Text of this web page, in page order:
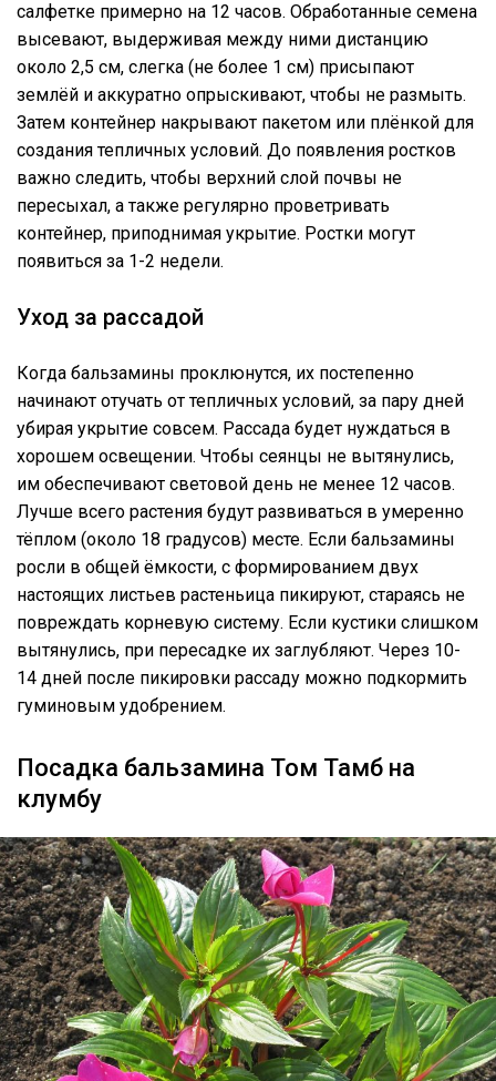
салфетке примерно на 12 часов. Обработанные семена
высевают, выдерживая между ними дистанцию
около 2,5 см, слегка (не более 1 см) присыпают
землёй и аккуратно опрыскивают, чтобы не размыть.
Затем контейнер накрывают пакетом или плёнкой для
создания тепличных условий. До появления ростков
важно следить, чтобы верхний слой почвы не
пересыхал, а также регулярно проветривать
контейнер, приподнимая укрытие. Ростки могут
появиться за 1-2 недели.
Уход за рассадой
Когда бальзамины проклюнутся, их постепенно
начинают отучать от тепличных условий, за пару дней
убирая укрытие совсем. Рассада будет нуждаться в
хорошем освещении. Чтобы сеянцы не вытянулись,
им обеспечивают световой день не менее 12 часов.
Лучше всего растения будут развиваться в умеренно
тёплом (около 18 градусов) месте. Если бальзамины
росли в общей ёмкости, с формированием двух
настоящих листьев растеньица пикируют, стараясь не
повреждать корневую систему. Если кустики слишком
вытянулись, при пересадке их заглубляют. Через 10-
14 дней после пикировки рассаду можно подкормить
гуминовым удобрением.
Посадка бальзамина Том Тамб на
клумбу